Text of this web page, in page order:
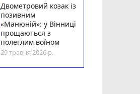
Двометровий козак із
позивним
«Манюній»: у Вінниці
прощаються з
полеглим воїном
29 травня 2026 р.